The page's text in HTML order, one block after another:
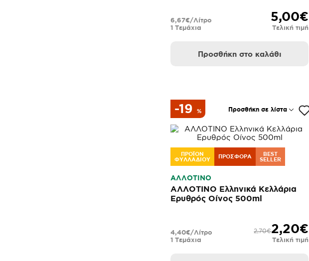
5,00€
Τελική τιμή
1 Τεμάχια
6,67€/Λίτρο
Προσθήκη στο καλάθι
Προσθήκη σε λίστα
ΠΡΟΪΟΝ
ΦΥΛΛΑΔΙΟΥ
ΠΡΟΣΦΟΡΆ
-19 %
BEST
SELLER
ΑΛΛΟΤΙΝΟ
ΑΛΛΟΤΙΝΟ Ελληνικά Κελλάρια
Ερυθρός Οίνος 500ml
2,20€
2,70€
Τελική τιμή
1 Τεμάχια
4,40€/Λίτρο